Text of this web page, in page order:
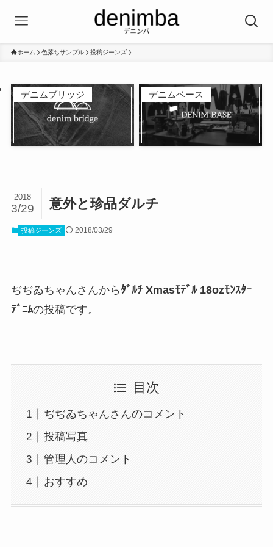
ホーム 色落ちサンプル 投稿ジーンズ
デニムブリッジ デニムベース
意外と珍品ダルチ
2018
3/29
投稿ジーンズ 2018/03/29
ぢぢゐちゃんさんから ﾀﾞﾙﾁ Xmasﾓﾃﾞﾙ 18ozﾓﾝｽﾀｰ
ﾃﾞﾆﾑの投稿です。
目次
ぢぢゐちゃんさんのコメント
投稿写真
管理人のコメント
おすすめ